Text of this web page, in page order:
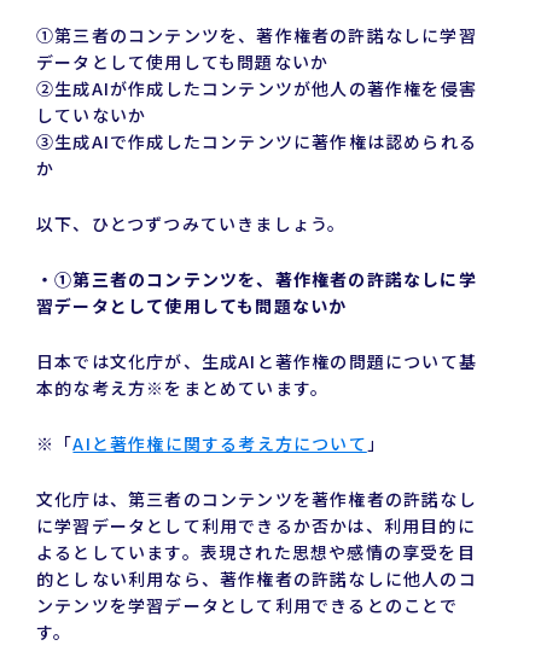
①第三者のコンテンツを、著作権者の許諾なしに学習
データとして使用しても問題ないか
②生成AIが作成したコンテンツが他人の著作権を侵害
していないか
➂生成AIで作成したコンテンツに著作権は認められる
か
以下、ひとつずつみていきましょう。
・①第三者のコンテンツを、著作権者の許諾なしに学
習データとして使用しても問題ないか
日本では文化庁が、生成AIと著作権の問題について基
本的な考え方※をまとめています。
※「AIと著作権に関する考え方について 」
文化庁は、第三者のコンテンツを著作権者の許諾なし
に学習データとして利用できるか否かは、利用目的に
よるとしています。表現された思想や感情の享受を目
的としない利用なら、著作権者の許諾なしに他人のコ
ンテンツを学習データとして利用できるとのことで
す。